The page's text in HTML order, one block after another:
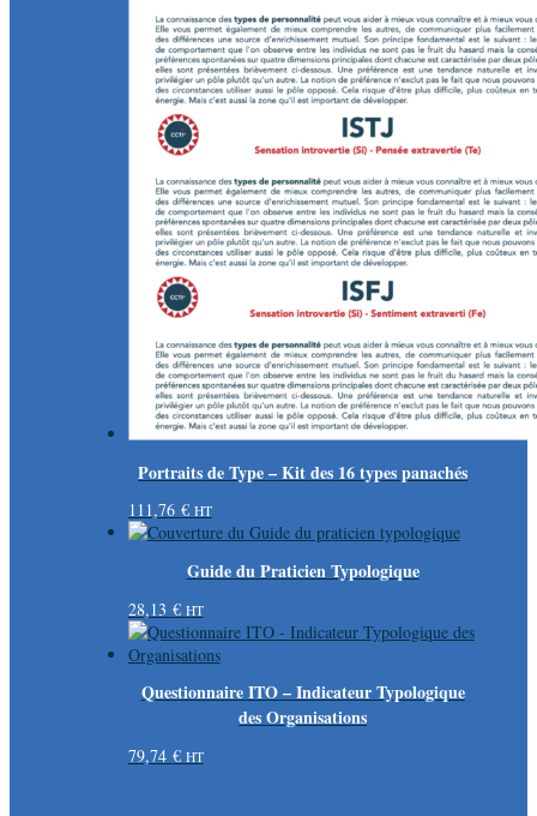
Portraits de Type – Kit des 16 types panachés
111,76 € HT
Guide du Praticien Typologique
28,13 € HT
Questionnaire ITO – Indicateur Typologique
des Organisations
79,74 € HT